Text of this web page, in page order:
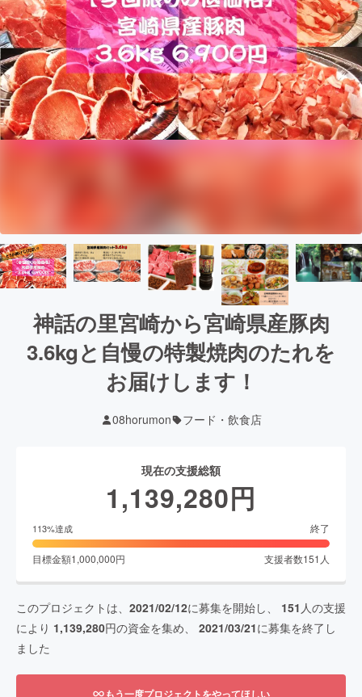
神話の里宮崎から宮崎県産豚肉
3.6kgと自慢の特製焼肉のたれを
お届けします！
08horumon フード・飲食店
現在の支援総額
1,139,280円
113%達成 終了
目標金額1,000,000円 支援者数151 人
このプロジェクトは、 2021/02/12に募集を開始し、 151 人の支援
により 1,139,280円の資金を集め、 2021/03/21に募集を終了し
ました
もう一度プロジェクトをやってほしい